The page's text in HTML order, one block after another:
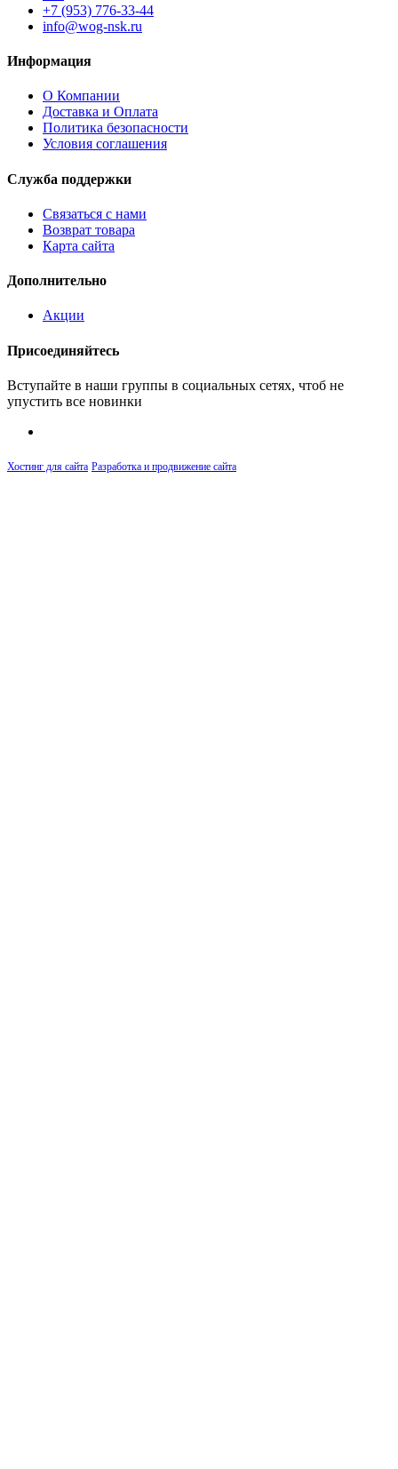
+7 (953) 776-33-44
info@wog-nsk.ru
Информация
О Компании
Доставка и Оплата
Политика безопасности
Условия соглашения
Служба поддержки
Связаться с нами
Возврат товара
Карта сайта
Дополнительно
Акции
Присоединяйтесь
Вступайте в наши группы в социальных сетях, чтоб не
упустить все новинки
Хостинг для сайта Разработка и продвижение сайта